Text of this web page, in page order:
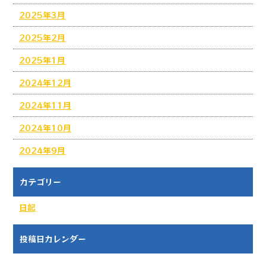
2025年3月
2025年2月
2025年1月
2024年12月
2024年11月
2024年10月
2024年9月
カテゴリー
日記
投稿日カレンダー